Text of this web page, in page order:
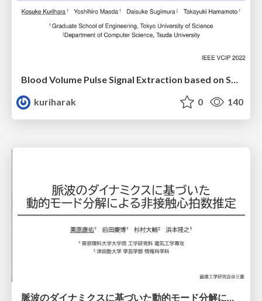
Blood Volume Pulse Signal Extraction based on Spatio-Temporal Low-Rank Approximation for Heart Rate Estimation
kuriharak
0 140
脈波のダイナミクスに基づいた動的モード分解による非接触心拍数推定